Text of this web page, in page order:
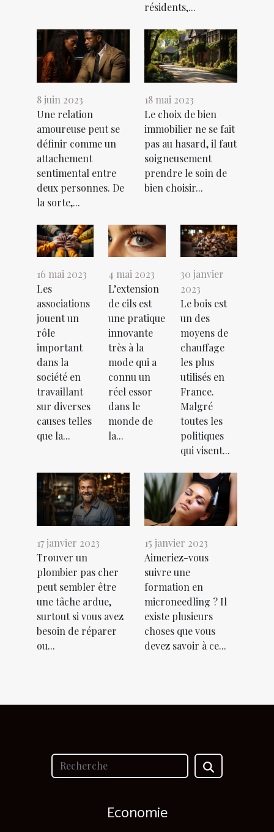
résidents,...
8 juin 2023
Une relation
amoureuse peut se
définir comme un
attachement
sentimental entre
deux personnes. De
la sorte,...
18 mai 2023
Le choix de bien
immobilier ne se fait
pas au hasard, il faut
soigneusement
prendre le soin de
bien choisir...
16 mai 2023
Les
associations
jouent un
rôle
important
dans la
société en
travaillant
sur diverses
causes telles
que la...
4 mai 2023
L’extension
de cils est
une pratique
innovante
très à la
mode qui a
connu un
réel essor
dans le
monde de
la...
30 janvier
2023
Le bois est
un des
moyens de
chauffage
les plus
utilisés en
France.
Malgré
toutes les
politiques
qui visent...
17 janvier 2023
Trouver un
plombier pas cher
peut sembler être
une tâche ardue,
surtout si vous avez
besoin de réparer
ou...
15 janvier 2023
Aimeriez-vous
suivre une
formation en
microneedling ? Il
existe plusieurs
choses que vous
devez savoir à ce...
Economie